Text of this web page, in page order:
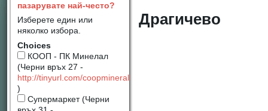
пазарувате най-често?
Изберете един или
няколко избора.
Choices
КООП - ПК Минелал
(Черни връх 27 -
http://tinyurl.com/coopmineral
)
Супермаркет (Черни
Драгичево